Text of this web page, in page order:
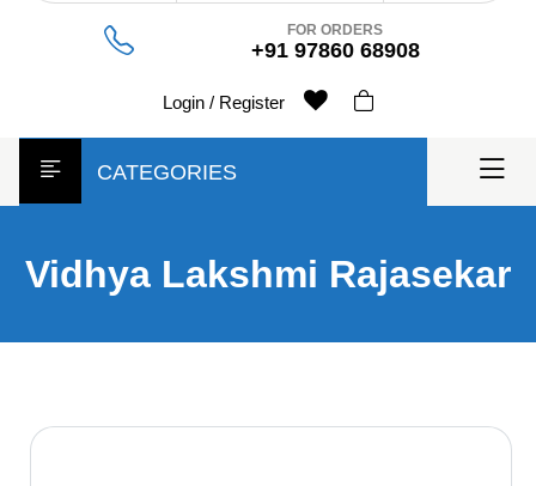
FOR ORDERS
+91 97860 68908
Login / Register
CATEGORIES
Vidhya Lakshmi Rajasekar